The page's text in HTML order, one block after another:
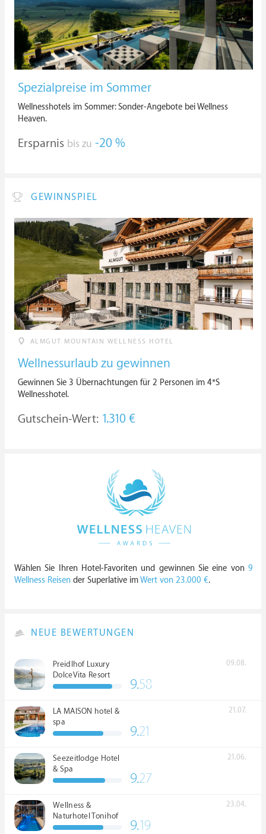
Spezialpreise im Sommer
Wellnesshotels im Sommer: Sonder-Angebote bei Wellness
Heaven.
Ersparnis bis zu -20 %
GEWINNSPIEL
ALMGUT MOUNTAIN WELLNESS HOTEL
Wellnessurlaub zu gewinnen
Gewinnen Sie 3 Übernachtungen für 2 Personen im 4*S
Wellnesshotel.
Gutschein-Wert: 1.310 €
Wählen Sie Ihren Hotel-Favoriten und gewinnen Sie eine von 9
Wellness Reisen der Superlative imWert von 23.000 €.
NEUE BEWERTUNGEN
Preidlhof Luxury
DolceVita Resort
*****
09.08.
9.58
LA MAISON hotel &
spa
21.07.
9.21
Seezeitlodge Hotel
& Spa
21.06.
9.27
Wellness &
Naturhotel Tonihof
****S
23.04.
9.19